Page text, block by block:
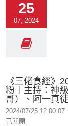
25
07, 2024
《三佬食經》
粉︱主持：神
哥）、阿一真
2024/07/25 12:00:07
已關閉